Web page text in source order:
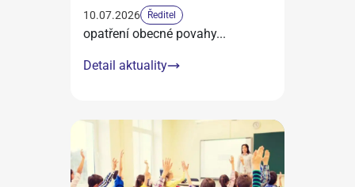
10.07.2026 Ředitel
opatření obecné povahy...
Detail aktuality